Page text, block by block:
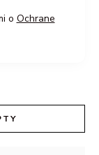
o Ochrane